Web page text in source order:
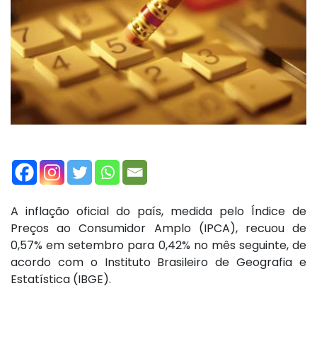
A inflação oficial do país, medida pelo Índice de
Preços ao Consumidor Amplo (IPCA), recuou de
0,57% em setembro para 0,42% no mês seguinte, de
acordo com o Instituto Brasileiro de Geografia e
Estatística (IBGE).